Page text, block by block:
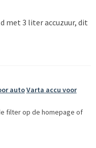
met 3 liter accuzuur, dit
autoVarta accu voor
filter op de homepage of